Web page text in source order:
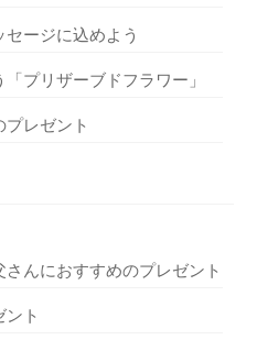
ージに込めよう
プリザーブドフラワー」
レゼント
さんにおすすめのプレゼント
ント